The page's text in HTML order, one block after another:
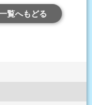
覧へもどる